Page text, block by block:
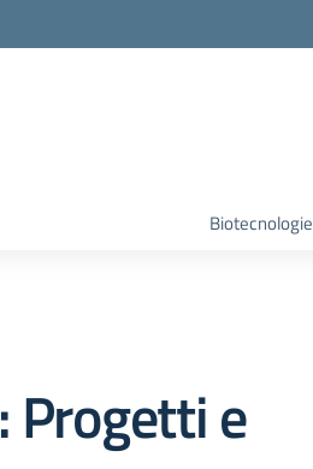
Biotecnologie
Progetti e